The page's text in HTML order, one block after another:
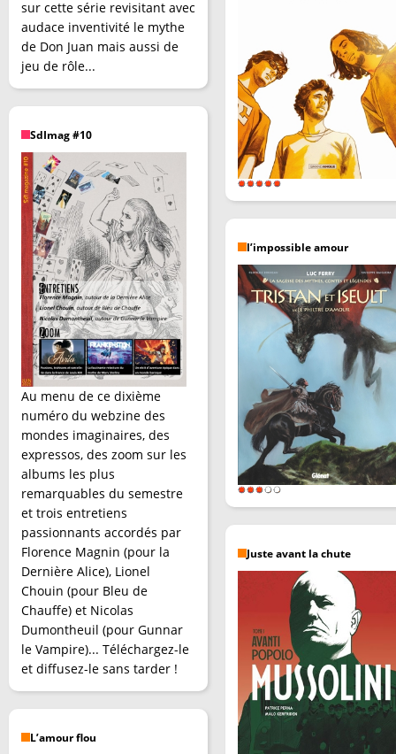
sur cette série revisitant avec
audace inventivité le mythe
de Don Juan mais aussi de
jeu de rôle...
SdImag #10
Au menu de ce dixième
numéro du webzine des
mondes imaginaires, des
expressos, des zoom sur les
albums les plus
remarquables du semestre
et trois entretiens
passionnants accordés par
Florence Magnin (pour la
Dernière Alice), Lionel
Chouin (pour Bleu de
Chauffe) et Nicolas
Dumontheuil (pour Gunnar
le Vampire)... Téléchargez-le
et diffusez-le sans tarder !
L’amour flou
l’impossible amour
Juste avant la chute